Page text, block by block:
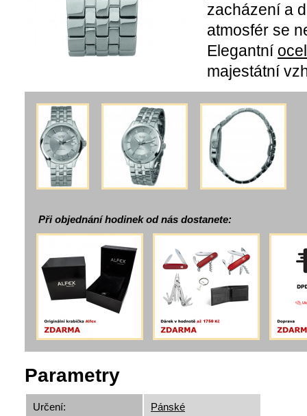
zacházení a
atmosfér se
Elegantní
majestátní
Při objednání hodinek od nás dostanete:
Parametry
Určení: Pánské